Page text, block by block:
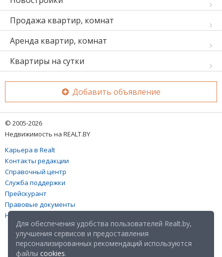
Продажа квартир, комнат
Аренда квартир, комнат
Квартиры на сутки
Добавить объявление
© 2005-2026
Недвижимость на REALT.BY
Карьера в Realt
Контакты редакции
Справочный центр
Служба поддержки
Прейскурант
Правовые документы
Настройка файлов cookies
Для обеспечения удобства пользователей Realt.by,
улучшения сервисов и предоставления
персонализированных рекомендаций используются
файлы cookies.